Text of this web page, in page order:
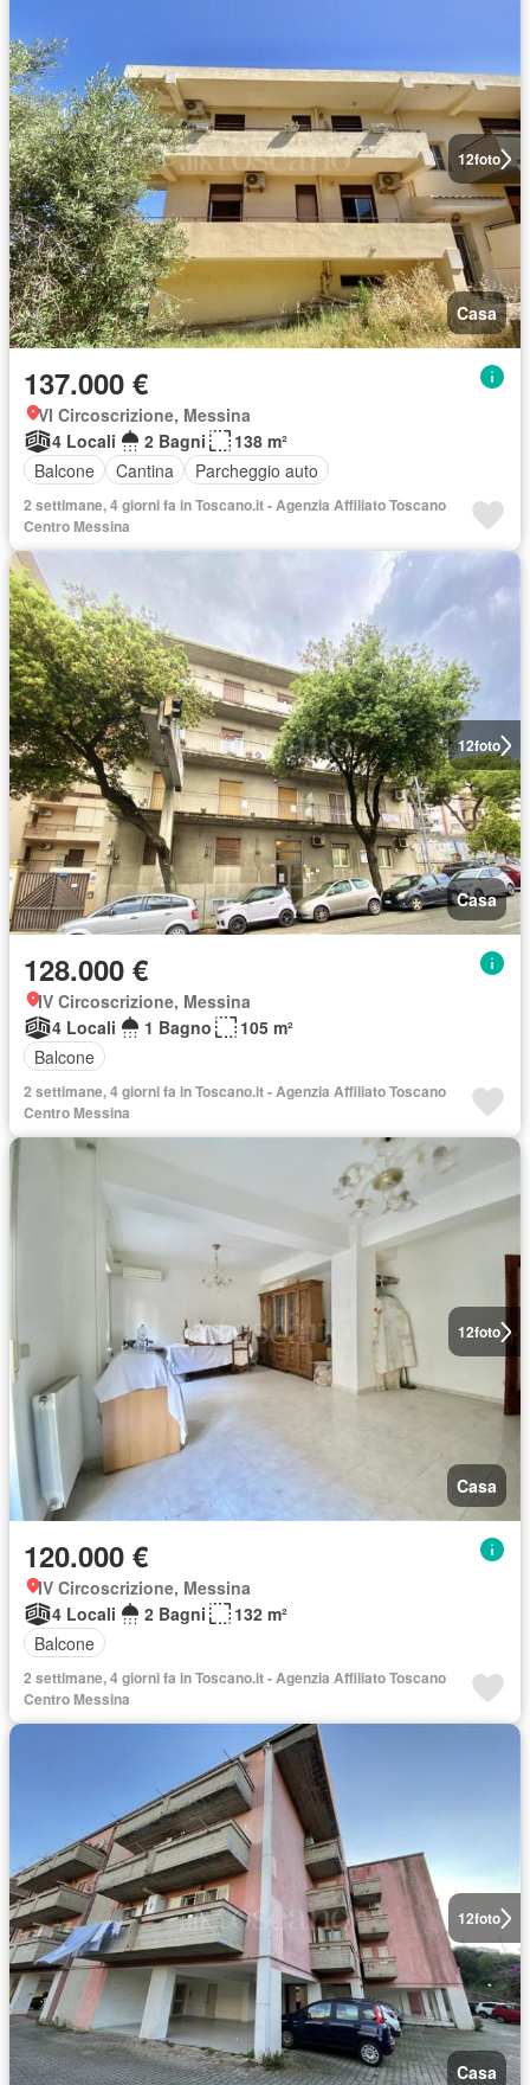
12foto
Casa
137.000 €
VI Circoscrizione, Messina
4 Locali
2 Bagni
138 m²
Balcone
Cantina Parcheggio auto
2 settimane, 4 giorni fa in Toscano.it - Agenzia Affiliato Toscano
Centro Messina
12foto
Casa
128.000 €
IV Circoscrizione, Messina
4 Locali
1 Bagno
105 m²
Balcone
2 settimane, 4 giorni fa in Toscano.it - Agenzia Affiliato Toscano
Centro Messina
12foto
Casa
120.000 €
IV Circoscrizione, Messina
4 Locali
2 Bagni
132 m²
Balcone
2 settimane, 4 giorni fa in Toscano.it - Agenzia Affiliato Toscano
Centro Messina
12foto
Casa